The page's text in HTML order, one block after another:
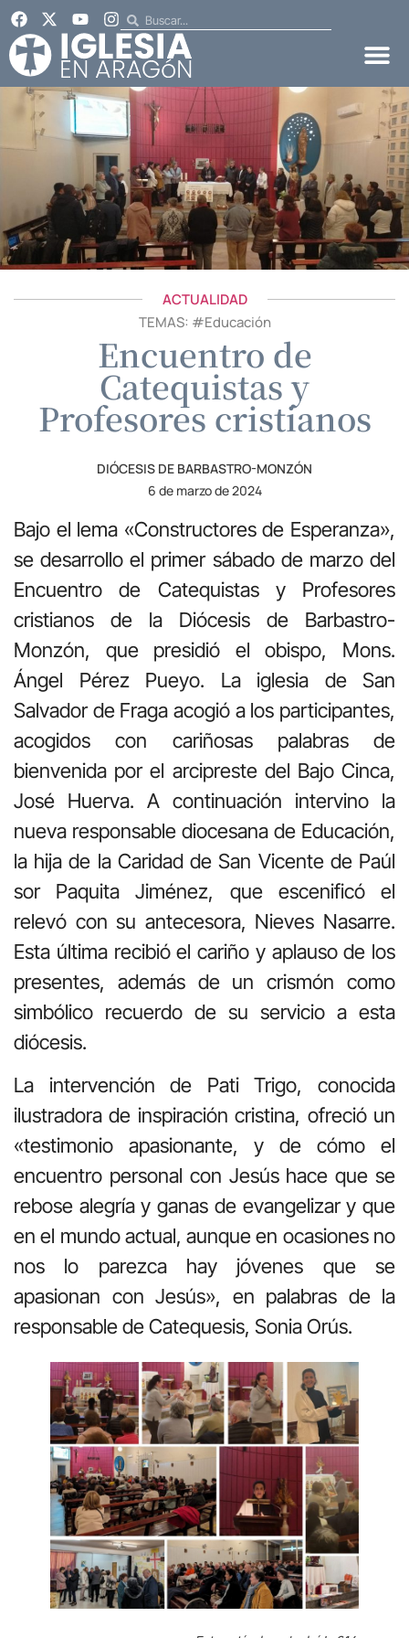
ACTUALIDAD
TEMAS: #Educación
Encuentro de
Catequistas y
Profesores cristianos
DIÓCESIS DE BARBASTRO-MONZÓN
6 de marzo de 2024
Bajo el lema «Constructores de Esperanza»,
se desarrollo el primer sábado de marzo del
Encuentro de Catequistas y Profesores
cristianos de la Diócesis de Barbastro-
Monzón, que presidió el obispo, Mons.
Ángel Pérez Pueyo. La iglesia de San
Salvador de Fraga acogió a los participantes,
acogidos con cariñosas palabras de
bienvenida por el arcipreste del Bajo Cinca,
José Huerva. A continuación intervino la
nueva responsable diocesana de Educación,
la hija de la Caridad de San Vicente de Paúl
sor Paquita Jiménez, que escenificó el
relevó con su antecesora, Nieves Nasarre.
Esta última recibió el cariño y aplauso de los
presentes, además de un crismón como
simbólico recuerdo de su servicio a esta
diócesis.
La intervención de Pati Trigo, conocida
ilustradora de inspiración cristina, ofreció un
«testimonio apasionante, y de cómo el
encuentro personal con Jesús hace que se
rebose alegría y ganas de evangelizar y que
en el mundo actual, aunque en ocasiones no
nos lo parezca hay jóvenes que se
apasionan con Jesús», en palabras de la
responsable de Catequesis, Sonia Orús.